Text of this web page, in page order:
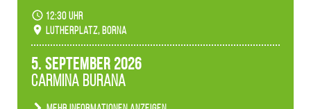
Anlässlicher der 775-Jahrfeier der Stadt Borna
spielen wir noch einmal unser aktuelles
Jukeboxprogramm zum Stadtfest.
12:30 Uhr
Lutherplatz, Borna
5. September 2026
Carmina Burana